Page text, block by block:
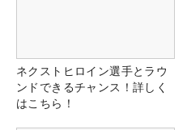
ネクストヒロイン選手とラウ
ンドできるチャンス！詳しく
はこちら！